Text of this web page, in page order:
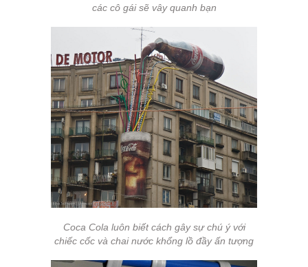
các cô gái sẽ vây quanh bạn
Coca Cola luôn biết cách gây sự chú ý với
chiếc cốc và chai nước khổng lồ đầy ấn tượng